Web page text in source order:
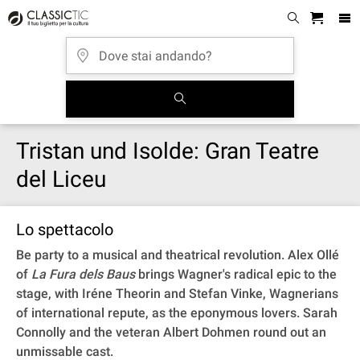
Tristan und Isolde: Gran Teatre
del Liceu
Lo spettacolo
Be party to a musical and theatrical revolution. Alex Ollé
of La Fura dels Bausbrings Wagner's radical epic to the
stage, with Iréne Theorin and Stefan Vinke, Wagnerians
of international repute, as the eponymous lovers. Sarah
Connolly and the veteran Albert Dohmen round out an
unmissable cast.